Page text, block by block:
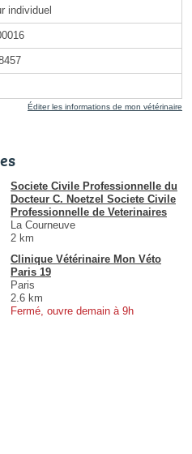
individuel
Éditer les informations de mon vétérinaire
Societe Civile Professionnelle du
Docteur C. Noetzel Societe Civile
Professionnelle de Veterinaires
La Courneuve
2 km
Clinique Vétérinaire Mon Véto
Paris 19
Paris
2.6 km
Fermé, ouvre demain à 9h